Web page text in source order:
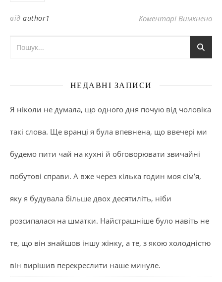
від author1 Коментарі Вимкненодо
НЕДАВНІ ЗАПИСИ
Я ніколи не думала, що одного дня почую від чоловіка
такі слова. Ще вранці я була впевнена, що ввечері ми
будемо пити чай на кухні й обговорювати звичайні
побутові справи. А вже через кілька годин моя сім’я,
яку я будувала більше двох десятиліть, ніби
розсипалася на шматки. Найстрашніше було навіть не
те, що він знайшов іншу жінку, а те, з якою холодністю
він вирішив перекреслити наше минуле.